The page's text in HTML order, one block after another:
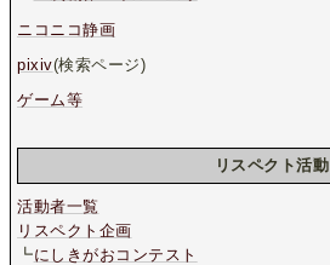
ニコニコ静画
pixiv(検索ページ)
ゲーム等
リスペクト活動
活動者一覧
リスペクト企画
┗にしきがおコンテスト